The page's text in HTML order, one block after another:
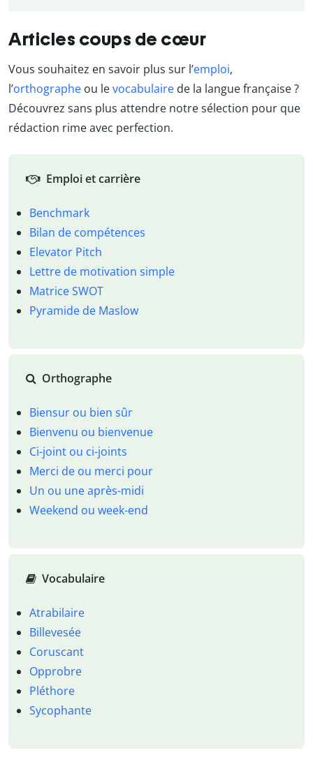
Articles coups de cœur
Vous souhaitez en savoir plus sur l’emploi,
l’orthographe ou levocabulaire de la langue française ?
Découvrez sans plus attendre notre sélection pour que
rédaction rime avec perfection.
Emploi et carrière
Benchmark
Bilan de compétences
Elevator Pitch
Lettre de motivation simple
Matrice SWOT
Pyramide de Maslow
Orthographe
Biensur ou bien sûr
Bienvenu ou bienvenue
Ci-joint ou ci-joints
Merci de ou merci pour
Un ou une après-midi
Weekend ou week-end
Vocabulaire
Atrabilaire
Billevesée
Coruscant
Opprobre
Pléthore
Sycophante